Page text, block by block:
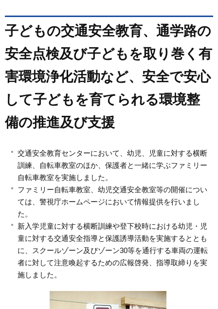
子どもの交通安全教育、通学路の
安全点検及び子どもを取り巻く有
害環境浄化活動など、安全で安心
して子どもを育てられる環境整
備の推進及び支援
交通安全教育センターにおいて、幼児、児童に対する横断
訓練、自転車教室のほか、保護者と一緒に学ぶファミリー
自転車教室を実施しました。
ファミリー自転車教室、幼児交通安全教室等の開催につい
ては、警視庁ホームページにおいて情報提供を行いまし
た。
新入学児童に対する横断訓練や登下校時における幼児・児
童に対する交通安全指導と保護誘導活動を実施するととも
に、スクールゾーン及びゾーン30等を通行する車両の運転
者に対して注意喚起するための広報啓発、指導取締りを実
施しました。